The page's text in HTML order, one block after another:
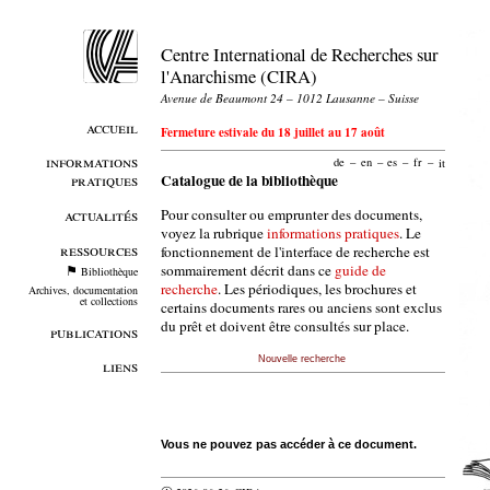
accueil
informations
pratiques
actualités
ressources
Bibliothèque
Archives, documentation
et collections
publications
liens
Centre International de Recherches sur
l'Anarchisme (CIRA)
Avenue de Beaumont 24 – 1012 Lausanne – Suisse
Fermeture estivale du 18 juillet au 17 août
de – en – es – fr – it
Catalogue de la bibliothèque
Pour consulter ou emprunter des documents,
voyez la rubriqueinformations pratiques. Le
fonctionnement de l'interface de recherche est
sommairement décrit dans ce guide de
recherche. Les périodiques, les brochures et
certains documents rares ou anciens sont exclus
du prêt et doivent être consultés sur place.
Nouvelle recherche
Vous ne pouvez pas accéder à ce document.